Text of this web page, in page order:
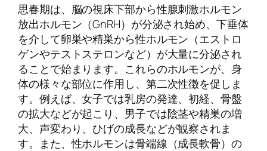
思春期は、脳の視床下部から性腺刺激ホルモン
放出ホルモン（GnRH）が分泌され始め、下垂体
を介して卵巣や精巣から性ホルモン（エストロ
ゲンやテストステロンなど）が大量に分泌され
ることで始まります。これらのホルモンが、身
体の様々な部位に作用し、第二次性徴を促しま
す。例えば、女子では乳房の発達、初経、骨盤
の拡大などが起こり、男子では陰茎や精巣の増
大、声変わり、ひげの成長などが観察されま
す。また、性ホルモンは骨端線（成長軟骨）の